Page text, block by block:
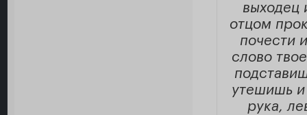
выходец
отцом
почести
слово
утешишь
рука,